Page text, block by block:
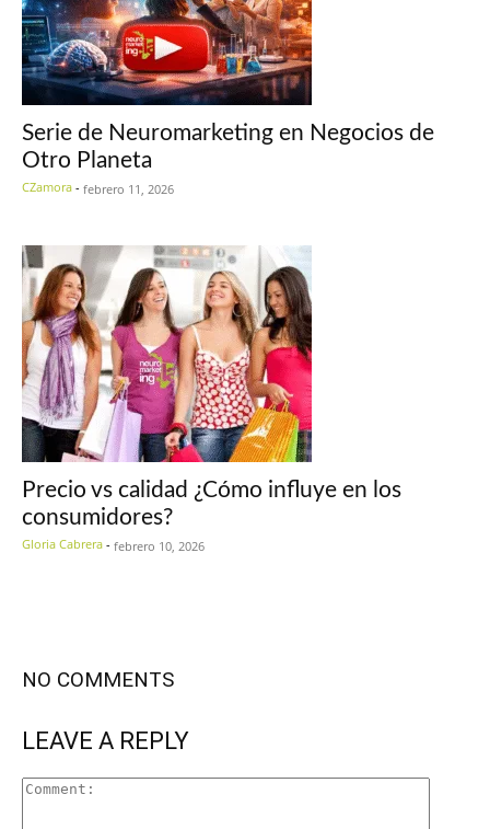
Serie de Neuromarketing en Negocios de
Otro Planeta
CZamora - febrero 11, 2026
Precio vs calidad ¿Cómo influye en los
consumidores?
Gloria Cabrera - febrero 10, 2026
NO COMMENTS
LEAVE A REPLY